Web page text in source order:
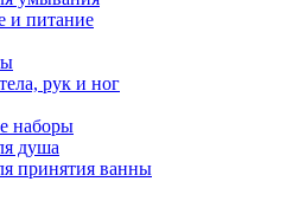
и питание
рук и ног
наборы
душа
принятия ванны